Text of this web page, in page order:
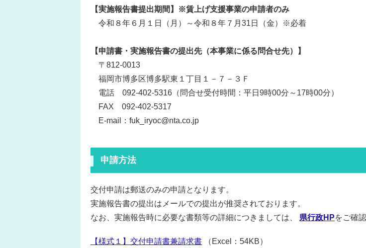
【実施報告書提出期間】※賃上げ支援事業の申請者のみ
令和８年６月１日（月）～令和８年７月31日（金）※必着
【申請書・実施報告書の提出先（本事業に係る問合せ先）】
〒812-0013
福岡市博多区博多駅東１丁目１－７－３Ｆ
電話 092-402-5316（問合せ受付時間：平日9時00分～17時00分）
FAX 092-402-5317
E-mail：fuk_iryoc@nta.co.jp
申請方法
交付申請は郵送のみの申請となります。
実施報告書の提出はメールでの提出が推奨されております。
なお、実施報告時に必要な書類等の詳細につきましては、 県行政HPをご確
【様式１】交付申請書兼請求書 （Excel：54KB）